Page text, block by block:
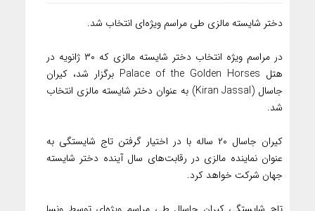
دختر شایسته مالزی طی مراسم ویژه‌ای انتخاب شد.
در مراسم ویژه انتخاب دختر شایسته مالزی که ۳۰ ژانویه در
هتل Palace of the Golden Horses برگزار شد، کیران
جاسال (Kiran Jassal) به عنوان دختر شایسته مالزی انتخاب
شد.
کیران جاسال ۲۰ ساله با در اختیار گرفتن تاج شایستگی به
عنوان نماینده مالزی در رقابت‌های سال آینده دختر شایسته
جهان شرکت خواهد کرد.